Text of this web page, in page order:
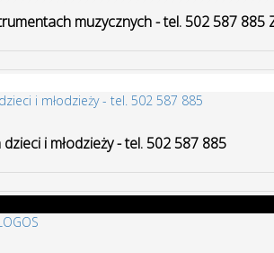
muzycznych - tel. 502 587 885
i młodzieży - tel. 502 587 885